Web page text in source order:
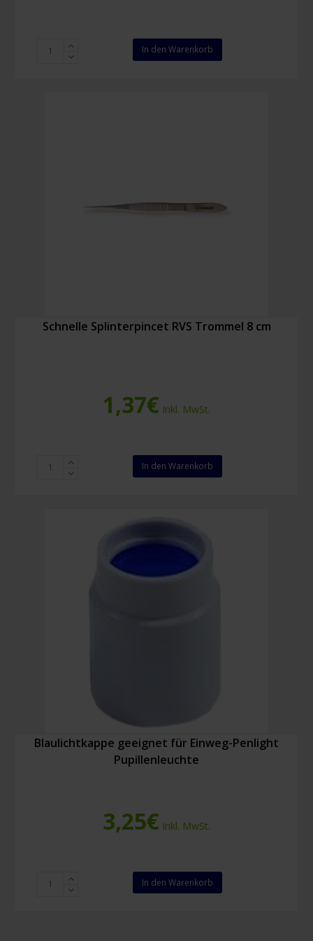
Zeckenpinzette
In den Warenkorb
Schnelle Splinterpincet RVS Trommel 8 cm
1,37€ Inkl. MwSt.
Schnelle
Splinterpincet
In den Warenkorb
Blaulichtkappe geeignet für Einweg-Penlight
Pupillenleuchte
3,25€ Inkl. MwSt.
Blaulichtkappe
geeignet
In den Warenkorb